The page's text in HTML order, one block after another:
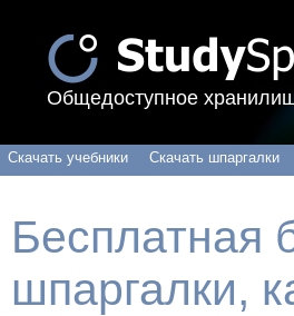
Общедоступное
Скачать учебники Скачать шпаргалки
Бесплатная
шпаргалки,